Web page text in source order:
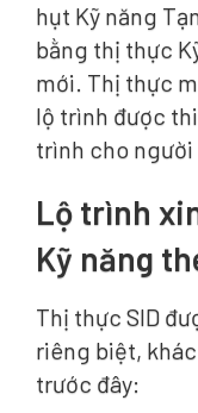
hụt Kỹ năng
bằng thị thực
mới. Thị thực
lộ trình được
trình cho người
Lộ trình
Kỹ năng
Thị thực SID
riêng biệt,
trước đây: